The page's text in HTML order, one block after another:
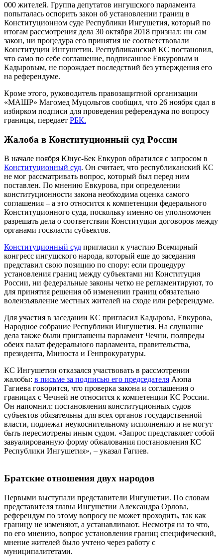
000 жителей. Группа депутатов ингушского парламента
попыталась оспорить закон об установлении границ в
Конституционном суде Республики Ингушетия, который по
итогам рассмотрения дела 30 октября 2018 признал: ни сам
закон, ни процедура его принятия не соответствовали
Конституции Ингушетии. Республиканский КС постановил,
что само по себе соглашение, подписанное Евкуровым и
Кадыровым, не порождает последствий без утверждения его
на референдуме.
Кроме этого, руководитель правозащитной организации
«МАШР» Магомед Муцольгов сообщил, что 26 ноября сдал в
избирком подписи для проведения референдума по вопросу
границы, передает РБК.
Жалоба в Конституционный суд России
В начале ноября Юнус-Бек Евкуров обратился с запросом в
Конституционный суд. Он считает, что республиканский КС
не мог рассматривать вопрос, который был перед ним
поставлен. По мнению Евкурова, при определении
конституционности закона необходима оценка самого
соглашения – а это относится к компетенции федерального
Конституционного суда, поскольку именно он уполномочен
разрешать дела о соответствии Конституции договоров между
органами госвласти субъектов.
Конституционный суд пригласил к участию Всемирный
конгресс ингушского народа, который еще до заседания
представил свою позицию по спору: если процедуру
установления границ между субъектами ни Конституция
России, ни федеральные законы четко не регламентируют, то
для принятия решения об изменении границ обязательно
волеизъявление местных жителей на сходе или референдуме.
Для участия в заседании КС пригласил Кадырова, Евкурова,
Народное собрание Республики Ингушетия. На слушание
дела также были приглашены парламент Чечни, полпреды
обеих палат федерального парламента, правительства,
президента, Минюста и Генпрокуратуры.
КС Ингушетии отказался участвовать в рассмотрении
жалобы: в письме за подписью его председателя Аюпа
Гагиева говорится, что проверка закона и соглашения о
границах с Чечней не относится к компетенции КС России.
Он напомнил: постановления конституционных судов
субъектов обязательны для всех органов государственной
власти, подлежат неукоснительному исполнению и не могут
быть пересмотрены иным судом. «Запрос представляет собой
завуалированную форму обжалования постановления КС
Республики Ингушетия», – указал Гагиев.
Братские отношения двух народов
Первыми выступали представители Ингушетии. По словам
представителя главы Ингушетии Александра Орлова,
референдум по этому вопросу не может проходить, так как
границу не изменяют, а устанавливают. Несмотря на то что,
по его мнению, вопрос установления границ специфический,
мнение жителей было учтено через работу с
муниципалитетами.